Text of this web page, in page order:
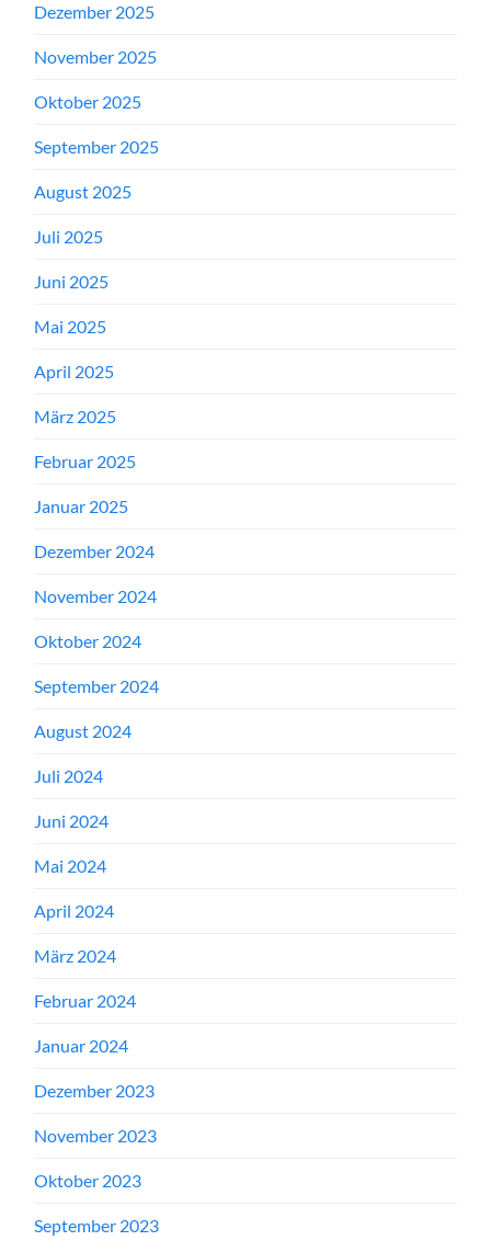
Dezember 2025
November 2025
Oktober 2025
September 2025
August 2025
Juli 2025
Juni 2025
Mai 2025
April 2025
März 2025
Februar 2025
Januar 2025
Dezember 2024
November 2024
Oktober 2024
September 2024
August 2024
Juli 2024
Juni 2024
Mai 2024
April 2024
März 2024
Februar 2024
Januar 2024
Dezember 2023
November 2023
Oktober 2023
September 2023